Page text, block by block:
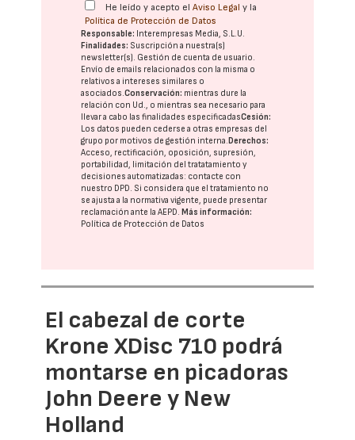
He leído y acepto elAviso Legal y la
Política de Protección de Datos
Responsable: Interempresas Media, S.L.U.
Finalidades: Suscripción a nuestra(s)
newsletter(s). Gestión de cuenta de usuario.
Envío de emails relacionados con la misma o
relativos a intereses similares o
asociados.Conservación: mientras dure la
relación con Ud., o mientras sea necesario para
llevar a cabo las finalidades especificadasCesión:
Los datos pueden cederse a otras empresas del
grupo por motivos de gestión interna.Derechos:
Acceso, rectificación, oposición, supresión,
portabilidad, limitación del tratatamiento y
decisiones automatizadas: contacte con
nuestro DPD. Si considera que el tratamiento no
se ajusta a la normativa vigente, puede presentar
reclamación ante laAEPD.Más información:
Política de Protección de Datos
El cabezal de corte
Krone XDisc 710 podrá
montarse en picadoras
John Deere y New
Holland